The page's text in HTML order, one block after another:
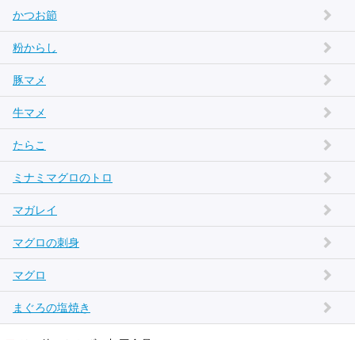
かつお節
粉からし
豚マメ
牛マメ
たらこ
ミナミマグロのトロ
マガレイ
マグロの刺身
マグロ
まぐろの塩焼き